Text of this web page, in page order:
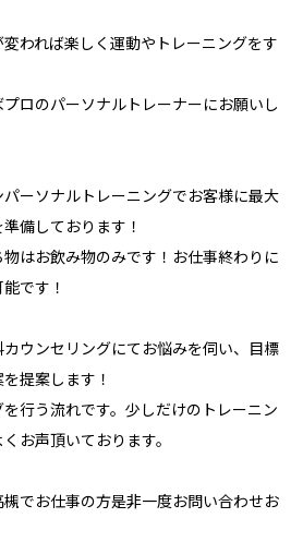
われば楽しく運動やトレーニングをす
ロのパーソナルトレーナーにお願いし
ーソナルトレーニングでお客様に最大
備しております！
はお飲み物のみです！お仕事終わりに
です！
ウンセリングにてお悩みを伺い、目標
提案します！
行う流れです。少しだけのトレーニン
お声頂いております。
でお仕事の方是非一度お問い合わせお